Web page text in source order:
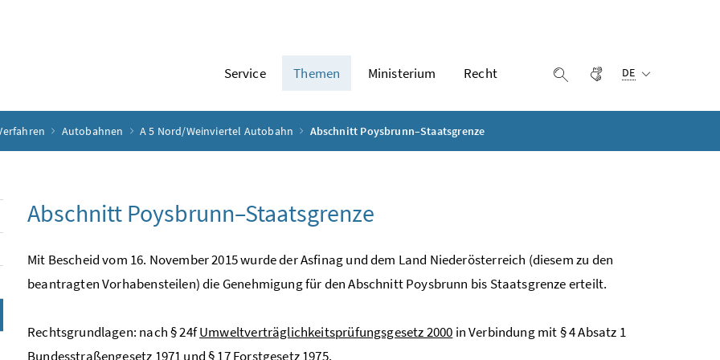
Service Themen Ministerium Recht Suche einblenden
Gebärdensprache
DE
Autobahnen A 5 Nord/Weinviertel Autobahn Abschnitt Poysbrunn–Staatsgrenze
Abschnitt Poysbrunn–Staatsgrenze
Mit Bescheid vom 16. November 2015 wurde der Asfinag und dem Land Niederösterreich (diesem zu den
beantragten Vorhabensteilen) die Genehmigung für den Abschnitt Poysbrunn bis Staatsgrenze erteilt.
Rechtsgrundlagen: nach § 24fUmweltverträglichkeitsprüfungsgesetz 2000 in Verbindung mit § 4 Absatz 1
Bundesstraßengesetz 1971und § 17Forstgesetz 1975.